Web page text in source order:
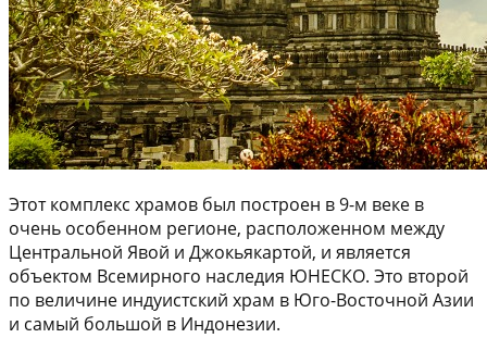
Этот комплекс храмов был построен в 9-м веке в
очень особенном регионе, расположенном между
Центральной Явой и Джокьякартой, и является
объектом Всемирного наследия ЮНЕСКО. Это второй
по величине индуистский храм в Юго-Восточной Азии
и самый большой в Индонезии.